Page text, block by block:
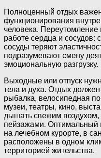
Полноценный отдых
функционирования
человека. Переутомление
работе сердца и сосудов:
сосуды теряют
подразумевают смену
эмоциональную разгрузку.
Выходные или отпуск
тела и духа. Отдых
рыбалка, велосипедная
музеи, театры, кино,
дышать свежим
пейзажами. Оптимальный
на лечебном курорте, в
расположены в одном
территорией жительства.